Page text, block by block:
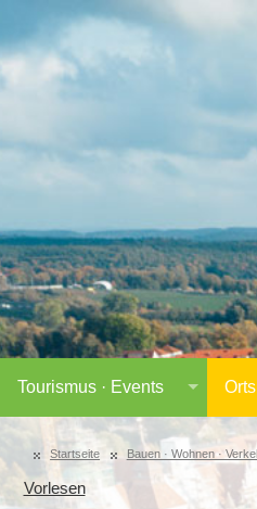
Tourismus · Events
Startseite Bauen · Wohnen ·
Vorlesen